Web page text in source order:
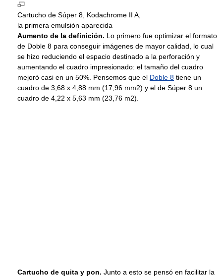
Cartucho de Súper 8, Kodachrome II A,
la primera emulsión aparecida
Aumento de la definición. Lo primero fue optimizar el formato
de Doble 8 para conseguir imágenes de mayor calidad, lo cual
se hizo reduciendo el espacio destinado a la perforación y
aumentando el cuadro impresionado: el tamaño del cuadro
mejoró casi en un 50%. Pensemos que el Doble 8 tiene un
cuadro de 3,68 x 4,88 mm (17,96 mm2) y el de Súper 8 un
cuadro de 4,22 x 5,63 mm (23,76 m2).
Cartucho de quita y pon. Junto a esto se pensó en facilitar la